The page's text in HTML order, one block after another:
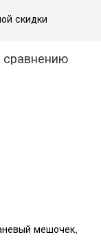
скидки
сравнению
мешочек,